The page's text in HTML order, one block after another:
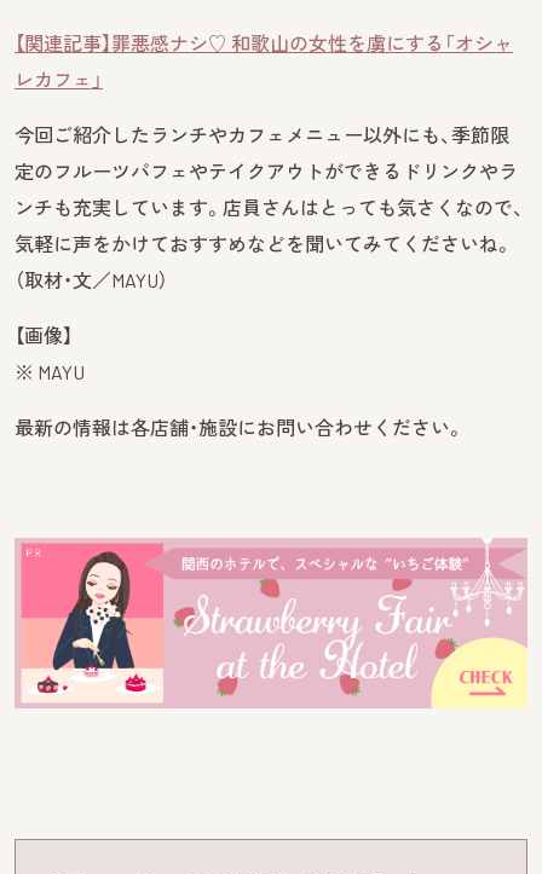
【関連記事】罪悪感ナシ♡ 和歌山の女性を虜にする「オシャ
レカフェ」
今回ご紹介したランチやカフェメニュー以外にも、季節限
定のフルーツパフェやテイクアウトができるドリンクやラ
ンチも充実しています。店員さんはとっても気さくなので、
気軽に声をかけておすすめなどを聞いてみてくださいね。
（取材・文／MAYU）
【画像】
※ MAYU
最新の情報は各店舗・施設にお問い合わせください。